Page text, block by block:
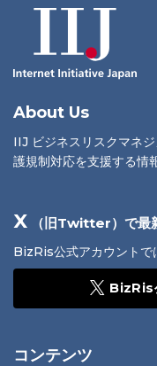
About Us
IIJ ビジネスリスクマネ
護規制対応を支援する情
X （旧Twitter）で最
BizRis公式アカウントで
BizRis
コンテンツ